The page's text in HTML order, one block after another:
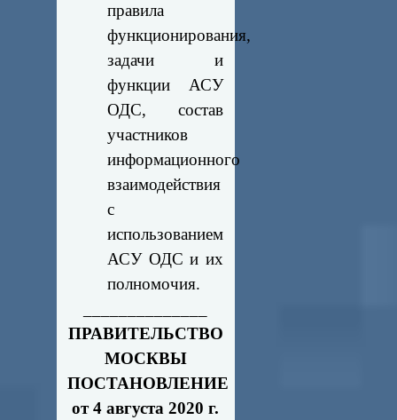
правила
функционирования,
задачи и
функции АСУ
ОДС, состав
участников
информационного
взаимодействия
с
использованием
АСУ ОДС и их
полномочия.
ПРАВИТЕЛЬСТВО
МОСКВЫ
ПОСТАНОВЛЕНИЕ
от 4 августа 2020 г.